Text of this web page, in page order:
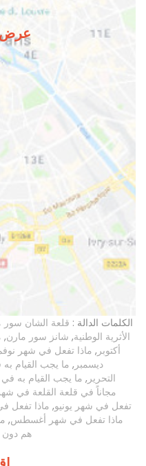
عرض
الكلمات الدالة : قلعة الشان سور
الأثرية الوطنية, شانز سور مارن,
أكتوبر , ماذا تفعل في شهر
ديسمبر , ما يجب القيام
التحرير , ما يجب القيام به
مجاناً في قلعة القلعة في
تفعل في شهر يونيو, ماذا تفعل
ماذا تفعل في شهر أغسطس,
هم دون 26 عامًا